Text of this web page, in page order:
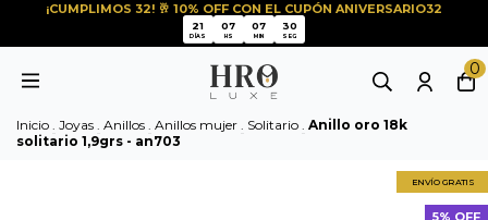
¡CUMPLIMOS 32! 🥂 10% OFF CON EL CUPÓN ANIVERSARIO32
21
21
DÍAS
07
07
HS
07
07
MIN
29
29
SEG
0
Inicio Joyas Anillos Anillos mujer Solitario Anillo oro 18k
solitario 1,9grs - an703
ENVÍO GRATIS
5% OFF